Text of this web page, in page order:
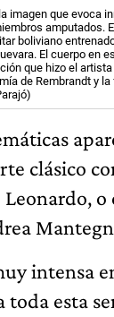
imagen que evoca
amputados.
boliviano
El cuerpo en
que hizo el
de Rembrandt y
clásico
Leonardo, o
intensa
toda esta